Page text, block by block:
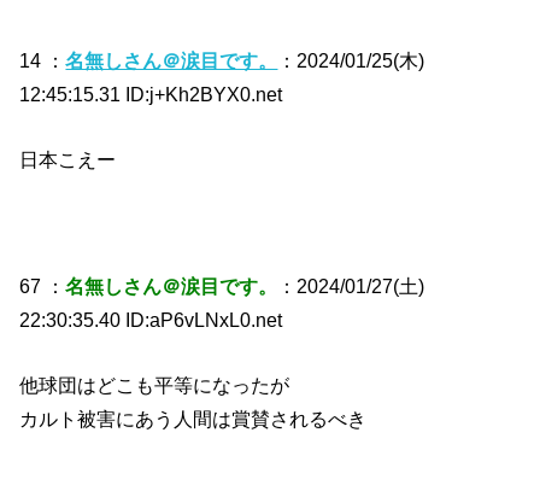
14 ：名無しさん＠涙目です。
：2024/01/25(木)
12:45:15.31 ID:j+Kh2BYX0.net
日本こえー
67 ：名無しさん＠涙目です。
：2024/01/27(土)
22:30:35.40 ID:aP6vLNxL0.net
他球団はどこも平等になったが
カルト被害にあう人間は賞賛されるべき